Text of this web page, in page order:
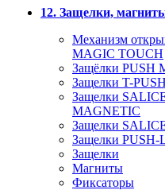
12. Защелки,
Механизм
MAGIC TOUCH
Защёлки PUSH
Защелки T-PUSH
Защелки
MAGNETIC
Защелки
Защелки
Защелки
Магниты
Фиксаторы